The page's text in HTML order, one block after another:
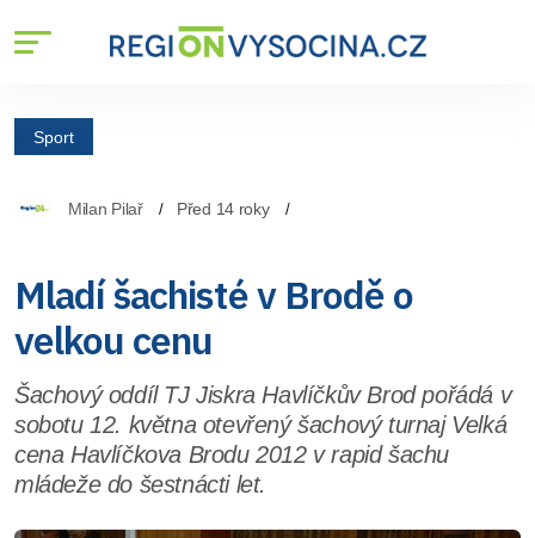
Sport
Milan Pilař Před 14 roky
Mladí šachisté v Brodě o
velkou cenu
Šachový oddíl TJ Jiskra Havlíčkův Brod pořádá v
sobotu 12. května otevřený šachový turnaj Velká
cena Havlíčkova Brodu 2012 v rapid šachu
mládeže do šestnácti let.